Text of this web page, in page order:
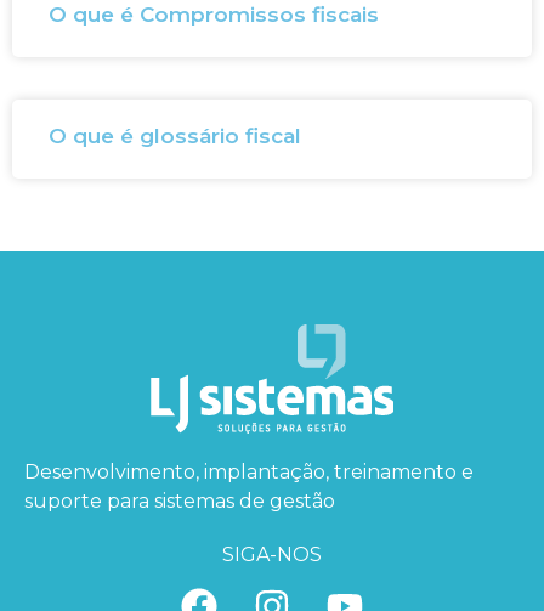
O que é Compromissos fiscais
O que é glossário fiscal
Desenvolvimento, implantação, treinamento e
suporte para sistemas de gestão
SIGA-NOS